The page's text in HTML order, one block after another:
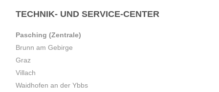
TECHNIK- UND SERVICE-CENTER
Pasching (Zentrale)
Brunn am Gebirge
Graz
Villach
Waidhofen an der Ybbs